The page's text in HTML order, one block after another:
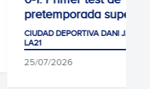
superado
DANI JARQUE ·
CIUDAD